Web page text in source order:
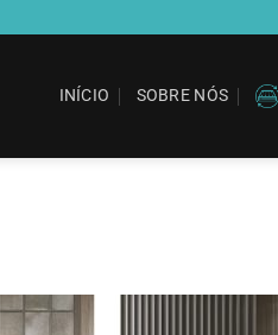
INÍCIO SOBRE NÓS